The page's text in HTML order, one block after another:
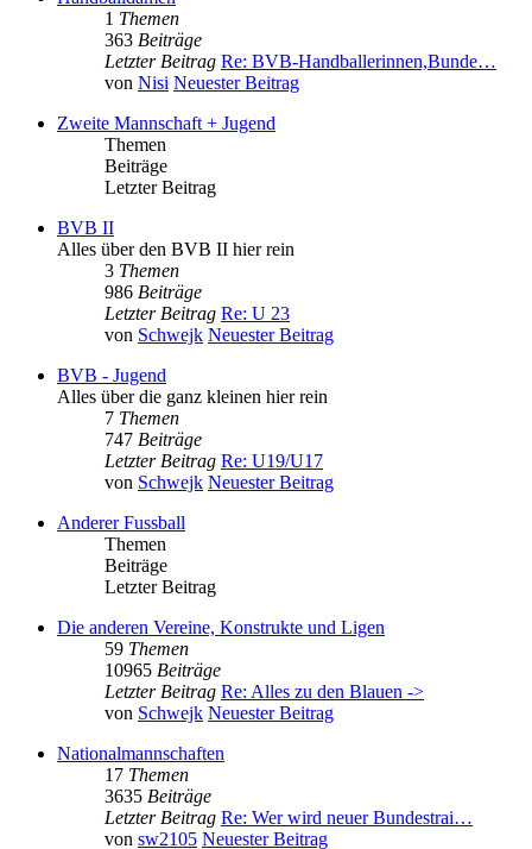
1 Themen
363 Beiträge
Letzter Beitrag Re: BVB-Handballerinnen,Bunde…
von Nisi Neuester Beitrag
Zweite Mannschaft + Jugend
Themen
Beiträge
Letzter Beitrag
BVB II
Alles über den BVB II hier rein
3 Themen
986 Beiträge
Letzter Beitrag Re: U 23
von Schwejk Neuester Beitrag
BVB - Jugend
Alles über die ganz kleinen hier rein
7 Themen
747 Beiträge
Letzter Beitrag Re: U19/U17
von Schwejk Neuester Beitrag
Anderer Fussball
Themen
Beiträge
Letzter Beitrag
Die anderen Vereine, Konstrukte und Ligen
59 Themen
10965 Beiträge
Letzter Beitrag Re: Alles zu den Blauen ->
von Schwejk Neuester Beitrag
Nationalmannschaften
17 Themen
3635 Beiträge
Letzter Beitrag Re: Wer wird neuer Bundestrai…
von sw2105 Neuester Beitrag